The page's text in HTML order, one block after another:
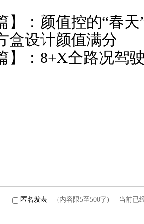
】： 颜值控的“春
盒设计颜值满分
】： 8+X全路况驾
匿名发表 (内容限5至500字) 当前已